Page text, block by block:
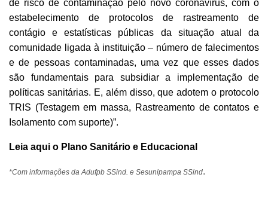
de risco de contaminação pelo novo coronavírus, com o
estabelecimento de protocolos de rastreamento de
contágio e estatísticas públicas da situação atual da
comunidade ligada à instituição – número de falecimentos
e de pessoas contaminadas, uma vez que esses dados
são fundamentais para subsidiar a implementação de
políticas sanitárias. E, além disso, que adotem o protocolo
TRIS (Testagem em massa, Rastreamento de contatos e
Isolamento com suporte)”.
Leia aqui o Plano Sanitário e Educacional
*Com informações da Adufpb SSind. e Sesunipampa SSind.